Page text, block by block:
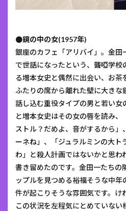
●鏡の中の女(1957年)
銀座のカフェ「アリバイ」。金田
で世話になったという、聾啞学校
る増本女史と偶然に出会い、お茶
ふたりの席から離れた壁に大きな
話し込む重役タイプの男と若い女
と増本女史はその女の唇を読み、
ストル？だめよ、音がするから」
ーネね」、「ジュラルミンの大ト
わ」と殺人計画ではないかと思わ
書き留めたのです。金田一たちの
ップルを見つめる裕福そうな中年
件が起こりそうな雰囲気です。け
この状況を左程気にとめていな